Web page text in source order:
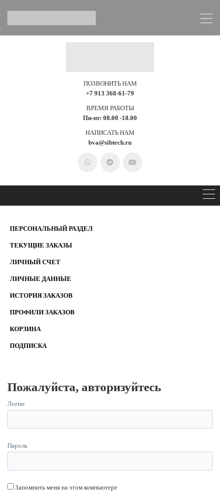
ПОЗВОНИТЬ НАМ
+7 913 368-61-79
ВРЕМЯ РАБОТЫ
Пн-пт: 08.00 -18.00
НАПИСАТЬ НАМ
bva@sibtech.ru
ПЕРСОНАЛЬНЫЙ РАЗДЕЛ
ТЕКУЩИЕ ЗАКАЗЫ
ЛИЧНЫЙ СЧЕТ
ЛИЧНЫЕ ДАННЫЕ
ИСТОРИЯ ЗАКАЗОВ
ПРОФИЛИ ЗАКАЗОВ
КОРЗИНА
ПОДПИСКА
Пожалуйста, авторизуйтесь
Логин
Пароль
Запомнить меня на этом компьютере